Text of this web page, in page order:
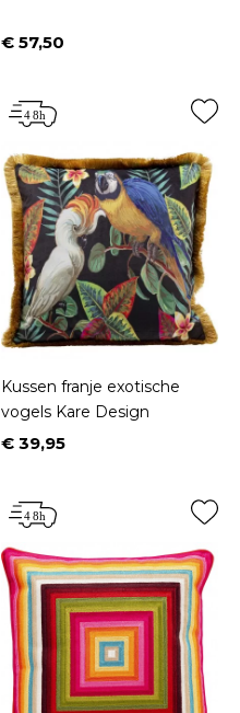
Prijs
€ 57,50
Kussen franje exotische
vogels Kare Design
Prijs
€ 39,95